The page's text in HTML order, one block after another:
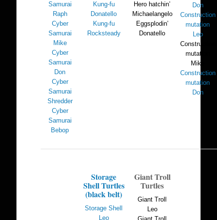
Samurai
Raph
Cyber
Samurai
Mike
Cyber
Samurai
Don
Cyber
Samurai
Shredder
Cyber
Samurai
Bebop
Kung-fu
Donatello
Kung-fu
Rocksteady
Hero hatchin’
Michaelangelo
Eggsplodin’
Donatello
Don
Construction
mutation
Leo
Construction
mutation
Mike
Construction
mutation
Don
Storage
Shell Turtles
(black belt)
Storage Shell
Leo
Giant Troll
Turtles
Giant Troll
Leo